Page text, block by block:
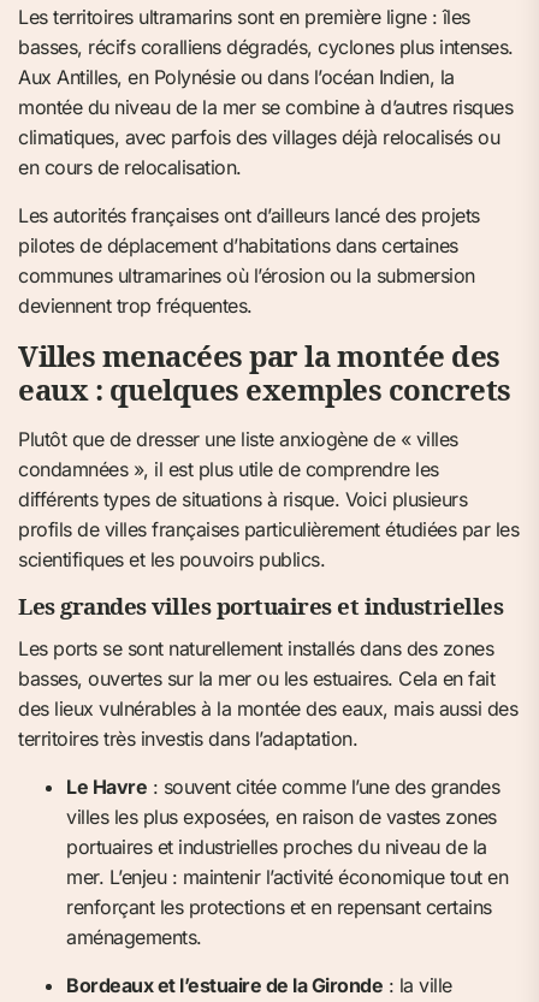
Les territoires ultramarins sont en première ligne : îles
basses, récifs coralliens dégradés, cyclones plus intenses.
Aux Antilles, en Polynésie ou dans l’océan Indien, la
montée du niveau de la mer se combine à d’autres risques
climatiques, avec parfois des villages déjà relocalisés ou
en cours de relocalisation.
Les autorités françaises ont d’ailleurs lancé des projets
pilotes de déplacement d’habitations dans certaines
communes ultramarines où l’érosion ou la submersion
deviennent trop fréquentes.
Villes menacées par la montée des
eaux : quelques exemples concrets
Plutôt que de dresser une liste anxiogène de « villes
condamnées », il est plus utile de comprendre les
différents types de situations à risque. Voici plusieurs
profils de villes françaises particulièrement étudiées par les
scientifiques et les pouvoirs publics.
Les grandes villes portuaires et industrielles
Les ports se sont naturellement installés dans des zones
basses, ouvertes sur la mer ou les estuaires. Cela en fait
des lieux vulnérables à la montée des eaux, mais aussi des
territoires très investis dans l’adaptation.
Le Havre : souvent citée comme l’une des grandes
villes les plus exposées, en raison de vastes zones
portuaires et industrielles proches du niveau de la
mer. L’enjeu : maintenir l’activité économique tout en
renforçant les protections et en repensant certains
aménagements.
Bordeaux et l’estuaire de la Gironde : la ville